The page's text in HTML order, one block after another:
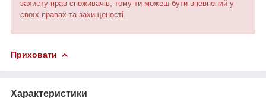
захисту прав споживачів, тому ти можеш бути впевнений у
своїх правах та захищеності.
Приховати
Характеристики